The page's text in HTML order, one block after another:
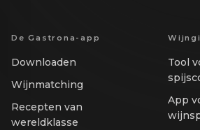
De Gastrona-app
Downloaden
Wijnmatching
Recepten van
wereldklasse
Tool
App